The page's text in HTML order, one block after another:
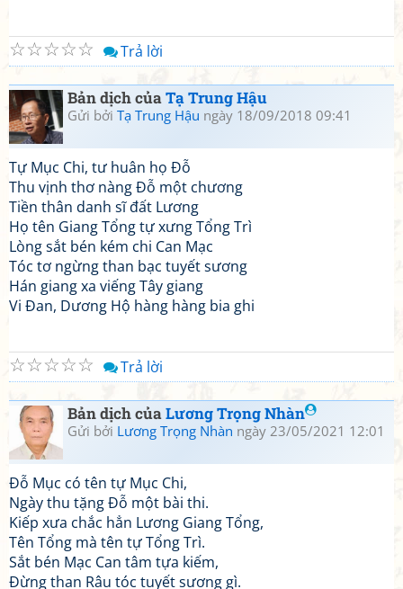
☆
☆
☆
☆
☆ Trả lời
Bản dịch củaTạ Trung Hậu
Gửi bởi Tạ Trung Hậu ngày 18/09/2018 09:41
Tự Mục Chi, tư huân họ Đỗ
Thu vịnh thơ nàng Đỗ một chương
Tiền thân danh sĩ đất Lương
Họ tên Giang Tổng tự xưng Tổng Trì
Lòng sắt bén kém chi Can Mạc
Tóc tơ ngừng than bạc tuyết sương
Hán giang xa viếng Tây giang
Vi Đan, Dương Hộ hàng hàng bia ghi
☆
☆
☆
☆
☆ Trả lời
Bản dịch củaLương Trọng Nhàn
Gửi bởi Lương Trọng Nhàn ngày 23/05/2021 12:01
Đỗ Mục có tên tự Mục Chi,
Ngày thu tặng Đỗ một bài thi.
Kiếp xưa chắc hẳn Lương Giang Tổng,
Tên Tổng mà tên tự Tổng Trì.
Sắt bén Mạc Can tâm tựa kiếm,
Đừng than Râu tóc tuyết sương gì.